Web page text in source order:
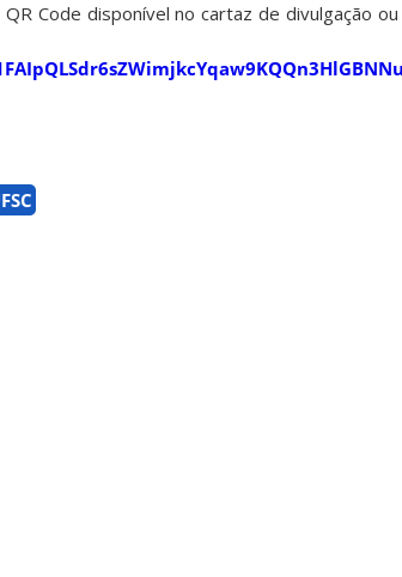
Code disponível no cartaz de divulgação